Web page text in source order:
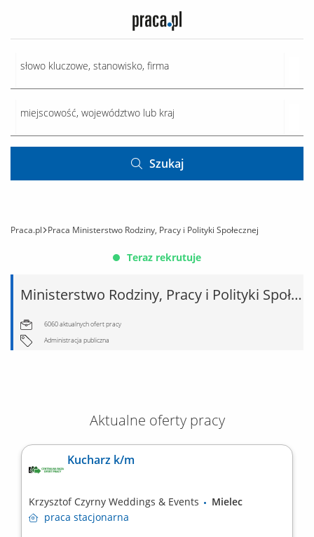
Szukaj
Praca.pl Praca Ministerstwo Rodziny, Pracy i Polityki Społecznej
Teraz rekrutuje
Ministerstwo Rodziny, Pracy i Polityki Społecznej
6060 aktualnych ofert pracy
Administracja publiczna
Aktualne oferty pracy
Kucharz k/m
Krzysztof Czyrny Weddings & Events
Mielec
praca stacjonarna